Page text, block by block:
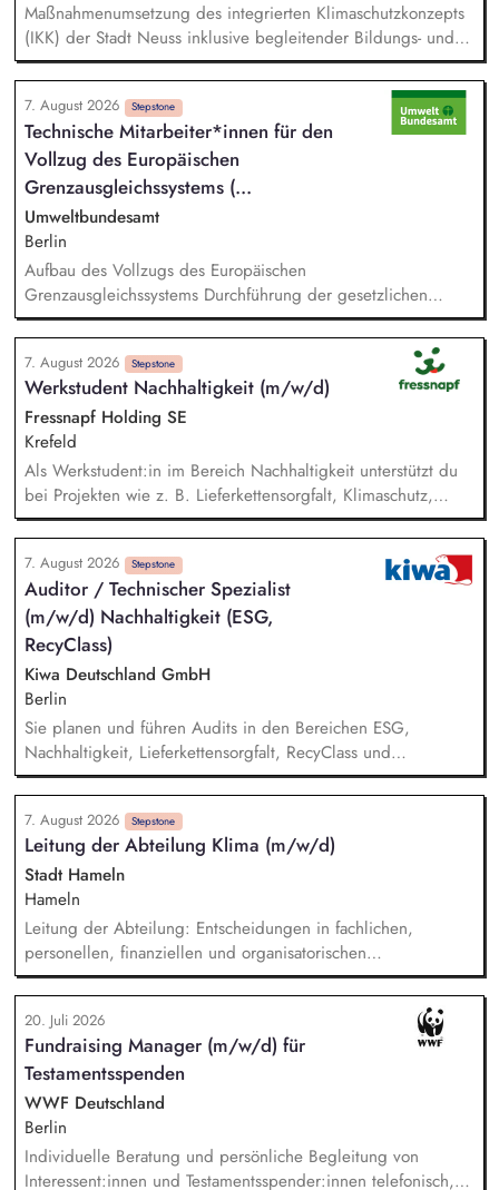
Maßnahmenumsetzung des integrierten Klimaschutzkonzepts
(IKK) der Stadt Neuss inklusive begleitender Bildungs- und
Öffentlichkeitsarbeit sowie Fortschreibung des IKK.
Monitoring und Berichterstattung zu den ca. 60 städtischen
PV-Anlagen sowie Planung weiterer Anlageninstallationen.
Prüfung, Planung und Umsetzung von Modellen zu Energy-
Sharing und/oder Strombilanzkreismodellen. Eigenständige
Fördermittelakquise und Durchführung von Förderprojekten
in den Bereichen regenerative Energien sowie
energiesparendes Bauen und Sanieren.
7. August 2026 Stepstone
Technische Mitarbeiter*innen für den
Vollzug des Europäischen
Grenzausgleichs­systems (...
Umweltbundesamt
Berlin
Aufbau des Vollzugs des Europäischen
Grenzausgleichssystems Durchführung der gesetzlichen
Vollzugsaufgaben in der Umsetzung des CBAM in
Zusammenarbeit mit anderen Facheinheiten der DEHSt, vor
allem: - Prüfung von CBAM-Berichten und ‑Erklärungen sowie
Prüfung, Aufbereitung und Bewertung der erhobenen
Emissionsdaten - Mitwirkung bei der Durchführung von
Rechtsmittelverfahren - Kommunikation mit Importeuren sowie
dem Zoll und der Europäischen Kommission - Erarbeitung von
Strategien und Konzepten für den einheitlichen Vollzug der
rechtlichen Regelungen zum CBAM und deren
Weiterentwicklung
7. August 2026 Stepstone
Werkstudent Nachhaltigkeit (m/w/d)
Fressnapf Holding SE
Krefeld
Als Werkstudent:in im Bereich Nachhaltigkeit unterstützt du
bei Projekten wie z. B. Lieferkettensorgfalt, Klimaschutz,
Entwaldung und nachhaltigen Verpackungen. Du hilfst bei
der Erstellung unseres Nachhaltigkeitsberichts – von der
Datensammlung bis zur Auswertung. Du bist
Ansprechpartner:in für unsere internationalen
Ländergesellschaften und Lieferanten. Bei
Nachhaltigkeitsthemen führst du eigenständig Analysen zu
den Erwartungen von Kund:innen und NGOs durch und
beobachtest politische Entwicklungen sowie Wettbewerber.
7. August 2026 Stepstone
Auditor / Technischer Spezialist
(m/w/d) Nachhaltigkeit (ESG,
RecyClass)
Kiwa Deutschland GmbH
Berlin
Sie planen und führen Audits in den Bereichen ESG,
Nachhaltigkeit, Lieferkettensorgfalt, RecyClass und
Kreislaufwirtschaft eigenständig oder im Team durch. Sie
bewerten Unternehmen hinsichtlich gesetzlicher, normativer
und kundenspezifischer Nachhaltigkeits- und Compliance-
Anforderungen und erstellen aussagekräftige Auditberichte.
Sie prüfen Audit- und Bewertungsergebnisse, bewerten
Korrekturmaßnahmen und stellen die Einhaltung relevanter
Standards und Zertifizierungsanforderungen sicher.
7. August 2026 Stepstone
Leitung der Abteilung Klima (m/w/d)
Stadt Hameln
Hameln
Leitung der Abteilung: Entscheidungen in fachlichen,
personellen, finanziellen und organisatorischen
Angelegenheiten, Koordination der Arbeit und des
Ressourceneinsatzes sowie der Arbeitsverfahren und -mittel,
konzeptioneller Aufbau der neuen Abteilung, Etablierung
und Positionierung des Themas Klima innerhalb der
Verwaltungsorganisation, fachbereichsübergreifende
Steuerung und Koordination der Themen Klimaschutz,
Klimaanpassung, kommunale Wärmeplanung und
Energiemanagement.
20. Juli 2026
Fundraising Manager (m/w/d) für
Testamentsspenden
WWF Deutschland
Berlin
Individuelle Beratung und persönliche Begleitung von
Interessent:innen und Testamentsspender:innen telefonisch,